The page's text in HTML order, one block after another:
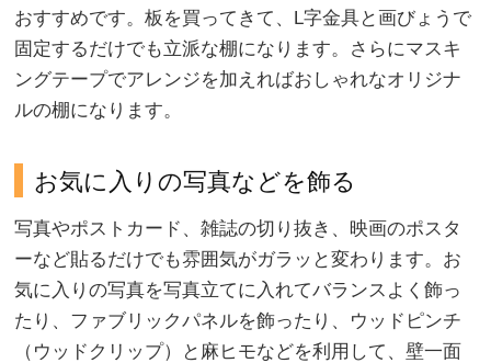
おすすめです。板を買ってきて、L字金具と画びょうで
固定するだけでも立派な棚になります。さらにマスキ
ングテープでアレンジを加えればおしゃれなオリジナ
ルの棚になります。
お気に入りの写真などを飾る
写真やポストカード、雑誌の切り抜き、映画のポスタ
ーなど貼るだけでも雰囲気がガラッと変わります。お
気に入りの写真を写真立てに入れてバランスよく飾っ
たり、ファブリックパネルを飾ったり、ウッドピンチ
（ウッドクリップ）と麻ヒモなどを利用して、壁一面